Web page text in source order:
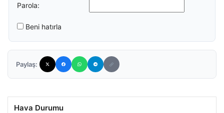
Parola:
Beni hatırla
Paylaş:
Hava Durumu